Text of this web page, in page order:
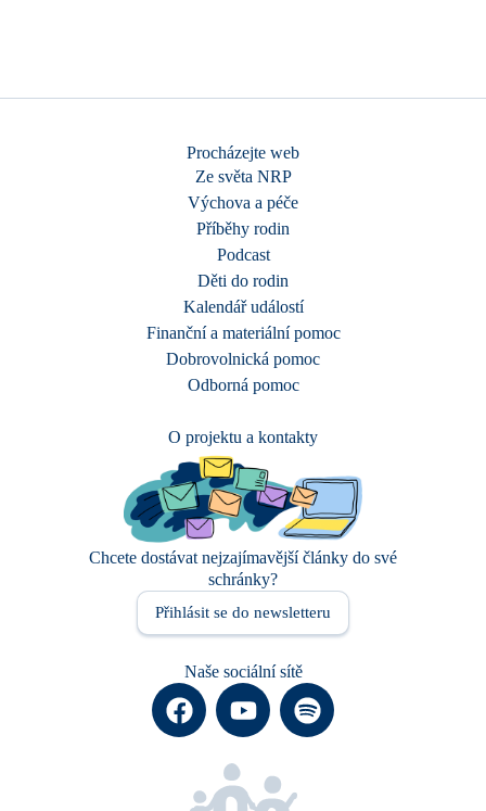
Procházejte web
Ze světa NRP
Výchova a péče
Příběhy rodin
Podcast
Děti do rodin
Kalendář událostí
Finanční a materiální pomoc
Dobrovolnická pomoc
Odborná pomoc
O projektu a kontakty
Chcete dostávat nejzajímavější články do své
schránky?
Přihlásit se do newsletteru
Naše sociální sítě